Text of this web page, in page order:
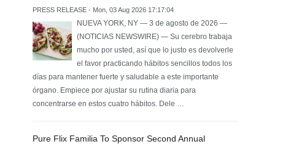
PRESS RELEASE - Mon, 03 Aug 2026 17:17:04
NUEVA YORK, NY — 3 de agosto de 2026 —
(NOTICIAS NEWSWIRE) — Su cerebro trabaja
mucho por usted, así que lo justo es devolverle
el favor practicando hábitos sencillos todos los
días para mantener fuerte y saludable a este importante
órgano. Empiece por ajustar su rutina diaria para
concentrarse en estos cuatro hábitos. Dele …
Pure Flix Familia To Sponsor Second Annual